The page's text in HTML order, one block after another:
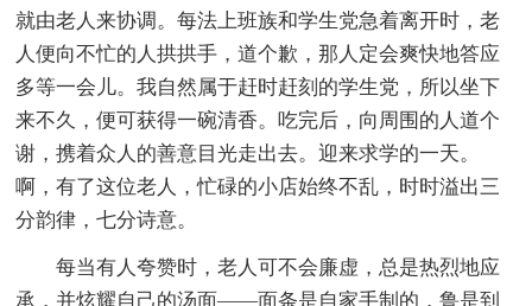
就由老人来协调。每法上班族和学生党急着离开时，老
人便向不忙的人拱拱手，道个歉，那人定会爽快地答应
多等一会儿。我自然属于赶时赶刻的学生党，所以坐下
来不久，便可获得一碗清香。吃完后，向周围的人道个
谢，携着众人的善意目光走出去。迎来求学的一天。
啊，有了这位老人，忙碌的小店始终不乱，时时溢出三
分韵律，七分诗意。
每当有人夸赞时，老人可不会廉虚，总是热烈地应
承，并炫耀自己的汤面——面条是自家手制的，鲁是到